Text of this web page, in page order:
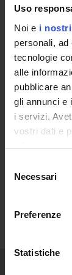
Uso
Noi e i nostri
personali,
tecnologie
alle
pubblicare
gli annunci e
i servizi.
vostri dati e
privacy sono
modificare o
momento
delNecessari
Preferenze
Statistiche
formazione in
Borse sociali
sta curando la
Job Supporter.
DURATA
Le lezioni